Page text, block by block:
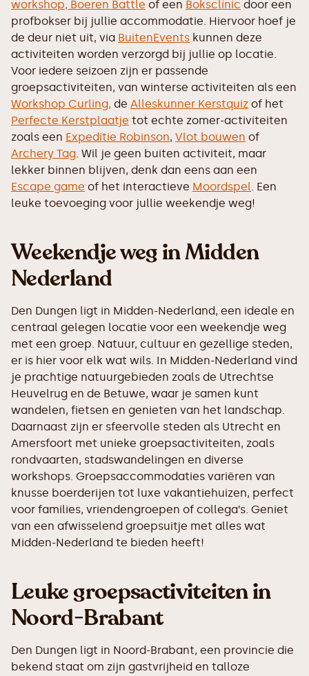
workshop, Boeren Battle of een Boksclinic door een
profbokser bij jullie accommodatie. Hiervoor hoef je
de deur niet uit, via BuitenEvents kunnen deze
activiteiten worden verzorgd bij jullie op locatie.
Voor iedere seizoen zijn er passende
groepsactiviteiten, van winterse activiteiten als een
Workshop Curling, de Alleskunner Kerstquiz of het
Perfecte Kerstplaatje tot echte zomer-activiteiten
zoals een Expeditie Robinson, Vlot bouwen of
Archery Tag. Wil je geen buiten activiteit, maar
lekker binnen blijven, denk dan eens aan een
Escape game of het interactieve Moordspel. Een
leuke toevoeging voor jullie weekendje weg!
Weekendje weg in Midden
Nederland
Den Dungen ligt in Midden-Nederland, een ideale en
centraal gelegen locatie voor een weekendje weg
met een groep. Natuur, cultuur en gezellige steden,
er is hier voor elk wat wils. In Midden-Nederland vind
je prachtige natuurgebieden zoals de Utrechtse
Heuvelrug en de Betuwe, waar je samen kunt
wandelen, fietsen en genieten van het landschap.
Daarnaast zijn er sfeervolle steden als Utrecht en
Amersfoort met unieke groepsactiviteiten, zoals
rondvaarten, stadswandelingen en diverse
workshops. Groepsaccommodaties variëren van
knusse boerderijen tot luxe vakantiehuizen, perfect
voor families, vriendengroepen of collega’s. Geniet
van een afwisselend groepsuitje met alles wat
Midden-Nederland te bieden heeft!
Leuke groepsactiviteiten in
Noord-Brabant
Den Dungen ligt in Noord-Brabant, een provincie die
bekend staat om zijn gastvrijheid en talloze